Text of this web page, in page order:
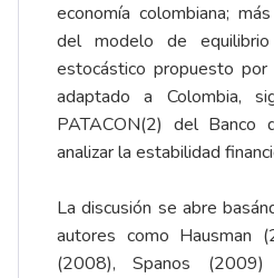
economía colombiana;
del modelo de
estocástico propuesto
adaptado a Colombia,
PATACON(2) del Banco
analizar la estabilidad
La discusión se abre
autores como Hausman
(2008), Spanos